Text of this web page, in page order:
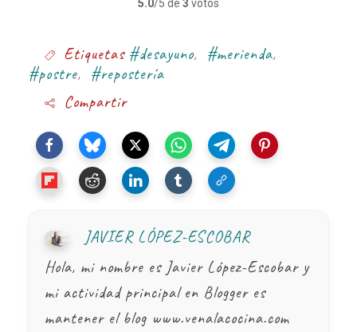
5.0/5 de 3 votos
Etiquetas #desayuno, #merienda,
#postre, #repostería
Compartir
JAVIER LÓPEZ-ESCOBAR
Hola, mi nombre es Javier López-Escobar y
mi actividad principal en Blogger es
mantener el blog www.venalacocina.com